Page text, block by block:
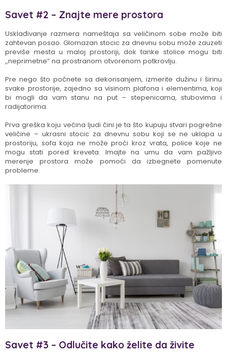
Savet #2 – Znajte mere prostora
Usklađivanje razmera nameštaja sa veličinom sobe može biti
zahtevan posao. Glomazan stocic za dnevnu sobu može zauzeti
previše mesta u maloj prostoriji, dok tanke stolice mogu biti
,,neprimetne” na prostranom otvorenom potkrovlju.
Pre nego što počnete sa dekorisanjem, izmerite dužinu i širinu
svake prostorije, zajedno sa visinom plafona i elementima, koji
bi mogli da vam stanu na put – stepenicama, stubovima i
radijatorima.
Prva greška koju većina ljudi čini je ta što kupuju stvari pogrešne
veličine – ukrasni stocic za dnevnu sobu koji se ne uklapa u
prostoriju, sofa koja ne može proći kroz vrata, police koje ne
mogu stati pored kreveta. Imajte na umu da vam pažljivo
merenje prostora može pomoći da izbegnete pomenute
probleme.
Savet #3 – Odlučite kako želite da živite